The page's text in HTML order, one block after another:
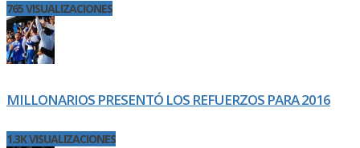
765 VISUALIZACIONES
MILLONARIOS PRESENTÓ LOS REFUERZOS PARA 2016
1.3K VISUALIZACIONES